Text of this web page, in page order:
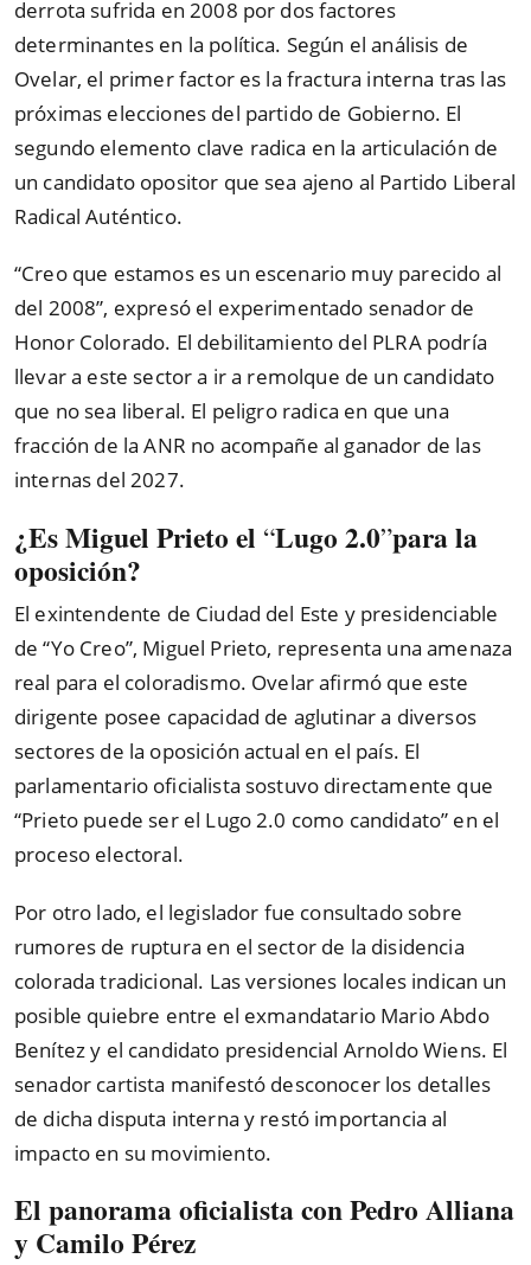
derrota sufrida en 2008 por dos factores
determinantes en la política. Según el análisis de
Ovelar, el primer factor es la fractura interna tras las
próximas elecciones del partido de Gobierno. El
segundo elemento clave radica en la articulación de
un candidato opositor que sea ajeno al Partido Liberal
Radical Auténtico.
“Creo que estamos es un escenario muy parecido al
del 2008”, expresó el experimentado senador de
Honor Colorado. El debilitamiento del PLRA podría
llevar a este sector a ir a remolque de un candidato
que no sea liberal. El peligro radica en que una
fracción de la ANR no acompañe al ganador de las
internas del 2027.
¿Es Miguel Prieto el “Lugo 2.0”para la
oposición?
El exintendente de Ciudad del Este y presidenciable
de“Yo Creo”, Miguel Prieto, representa una amenaza
real para el coloradismo. Ovelar afirmó que este
dirigente posee capacidad de aglutinar a diversos
sectores de la oposición actual en el país. El
parlamentario oficialista sostuvo directamente que
“Prieto puede ser el Lugo 2.0 como candidato” en el
proceso electoral.
Por otro lado, el legislador fue consultado sobre
rumores de ruptura en el sector de la disidencia
colorada tradicional. Las versiones locales indican un
posible quiebre entre el exmandatario Mario Abdo
Benítez y el candidato presidencial Arnoldo Wiens. El
senador cartista manifestó desconocer los detalles
de dicha disputa interna y restó importancia al
impacto en su movimiento.
El panorama oficialista con Pedro Alliana
y Camilo Pérez